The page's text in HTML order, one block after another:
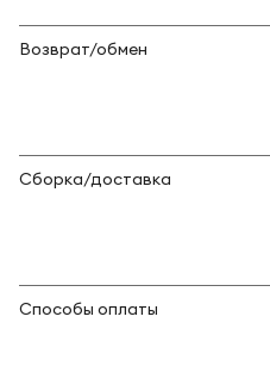
Возврат/обмен
Сборка/доставка
Способы оплаты